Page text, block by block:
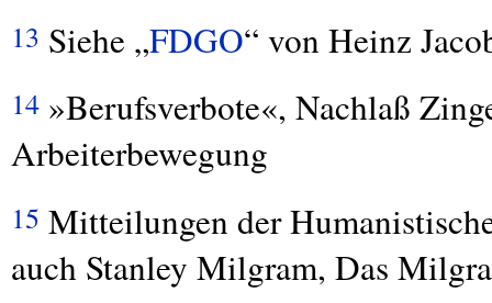
13 Siehe „FDGO“ von Heinz
14 »Berufsverbote«, Nachlaß
Arbeiterbewegung
15 Mitteilungen der
auch Stanley Milgram, Das